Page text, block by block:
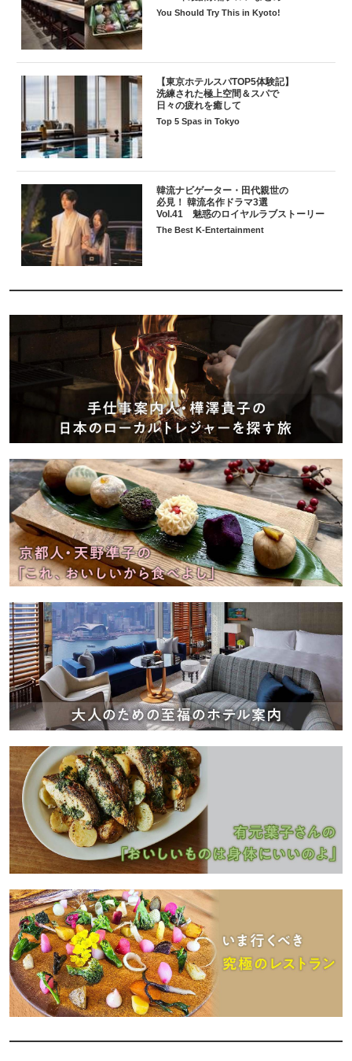
You Should Try This in Kyoto!
【東京ホテルスパTOP5体験記】
洗練された極上空間＆スパで
日々の疲れを癒して
Top 5 Spas in Tokyo
韓流ナビゲーター・田代親世の
必見！ 韓流名作ドラマ3選
Vol.41 魅惑のロイヤルラブストーリー
The Best K-Entertainment